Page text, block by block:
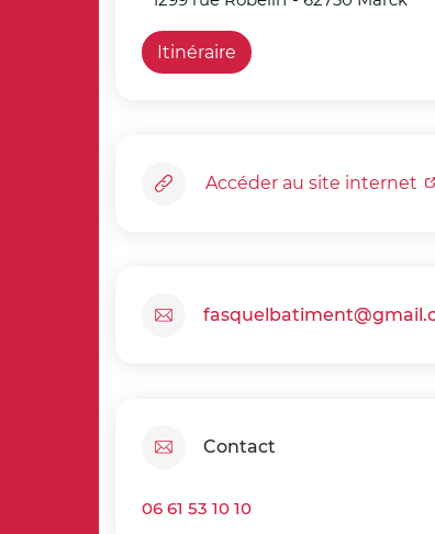
Itinéraire
Accéder au site internet
Contact
06 61 53 10 10